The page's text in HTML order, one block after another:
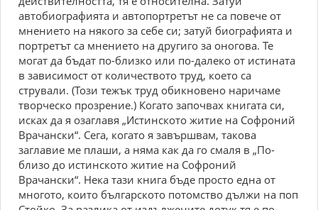
автобиографията и автопортретът не са повече от
мнението на някого за себе си; затуй биографията и
портретът са мнението на другиго за оногова. Те
могат да бъдат по-близко или по-далеко от истината
в зависимост от количеството труд, което са
стрували. (Този тежък труд обикновено наричаме
творческо прозрение.) Когато започвах книгата си,
исках да я озаглавя „Истинското житие на Софроний
Врачански“. Сега, когато я завършвам, такова
заглавие ме плаши, а няма как да го смаля в „По-
близо до истинското житие на Софроний
Врачански“. Нека тази книга бъде просто една от
многото, които българското потомство дължи на поп